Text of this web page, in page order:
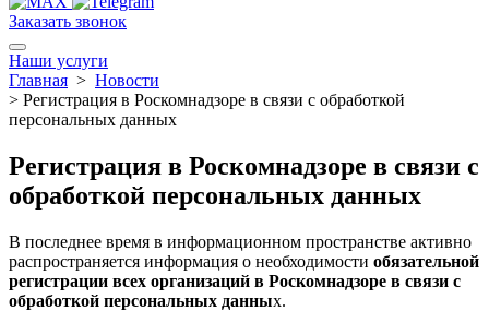
Заказать звонок
Наши услуги
Главная > Новости
> Регистрация в Роскомнадзоре в связи с обработкой
персональных данных
Регистрация в Роскомнадзоре в связи с
обработкой персональных данных
В последнее время в информационном пространстве активно
распространяется информация о необходимости обязательной
регистрации всех организаций в Роскомнадзоре в связи с
обработкой персональных данных.